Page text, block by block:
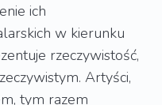
ich
w kierunku
rzeczywistość,
Artyści,
tym razem